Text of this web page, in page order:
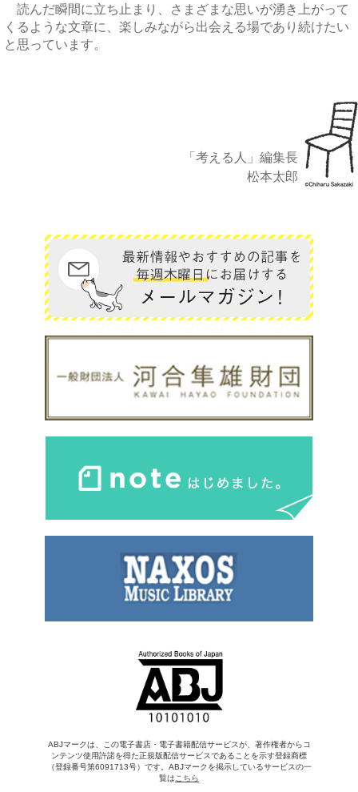
読んだ瞬間に立ち止まり、さまざまな思いが湧き上がって
くるような文章に、楽しみながら出会える場であり続けたい
と思っています。
「考える人」編集長
松本太郎
ABJマークは、この電子書店・電子書籍配信サービスが、著作権者からコ
ンテンツ使用許諾を得た正規版配信サービスであることを示す登録商標
（登録番号第6091713号）です。ABJマークを掲示しているサービスの一
覧はこちら